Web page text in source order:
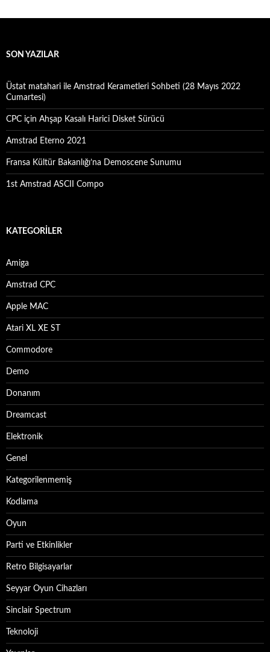
SON YAZILAR
Üstat matahari ile Amstrad Kerametleri Sohbeti (28 Mayıs 2022
Cumartesi)
CPC için Ahşap Kasalı Harici Disket Sürücü
Amstrad Eterno 2021
Fransa Kültür Bakanlığı’na Demoscene Sunumu
1st Amstrad ASCII Compo
KATEGORILER
Amiga
Amstrad CPC
Apple MAC
Atari XL XE ST
Commodore
Demo
Donanım
Dreamcast
Elektronik
Genel
Kategorilenmemiş
Kodlama
Oyun
Parti ve Etkinlikler
Retro Bilgisayarlar
Seyyar Oyun Cihazları
Sinclair Spectrum
Teknoloji